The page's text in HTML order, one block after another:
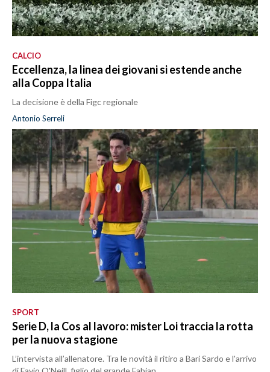
CALCIO
Eccellenza, la linea dei giovani si estende anche
alla Coppa Italia
La decisione è della Figc regionale
Antonio Serreli
SPORT
Serie D, la Cos al lavoro: mister Loi traccia la rotta
per la nuova stagione
L’intervista all’allenatore. Tra le novità il ritiro a Bari Sardo e l'arrivo